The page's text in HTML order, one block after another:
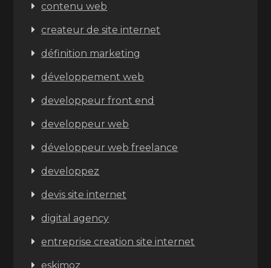
contenu web
createur de site internet
définition marketing
développement web
developpeur front end
developpeur web
développeur web freelance
developpez
devis site internet
digital agency
entreprise creation site internet
eskimoz